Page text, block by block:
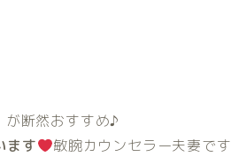
断然おすすめ♪
ます 敏腕カウンセラー夫妻です